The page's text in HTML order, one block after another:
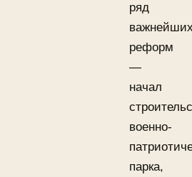
ряд
реформ
—
начал
военно-
парка,